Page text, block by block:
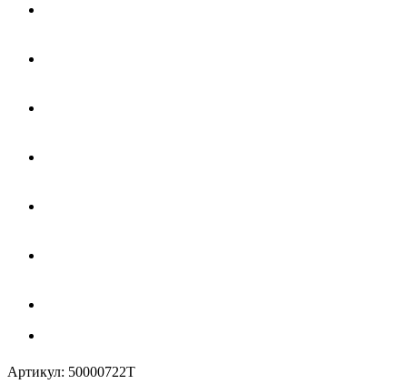
Артикул: 50000722T